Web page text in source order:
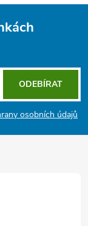
osobních údajů
ODEBÍRAT